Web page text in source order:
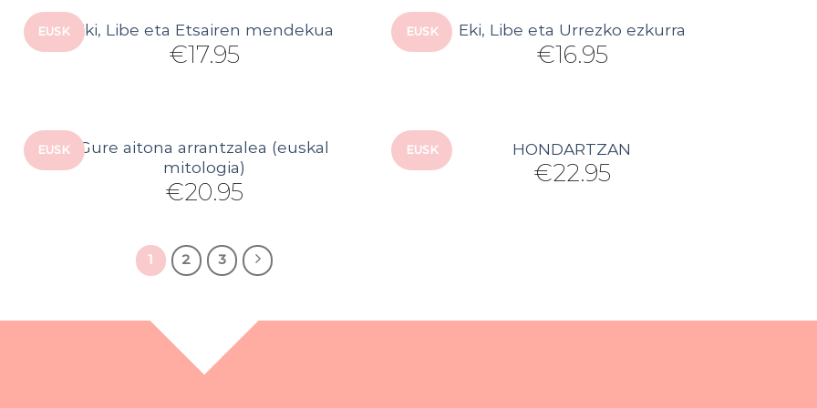
EUSK Eki, Libe eta Etsairen mendekua
€17.95
EUSK Eki, Libe eta Urrezko ezkurra
€16.95
EUSK
Gure aitona arrantzalea (euskal
mitologia)
€20.95
EUSK HONDARTZAN
€22.95
1 2 3